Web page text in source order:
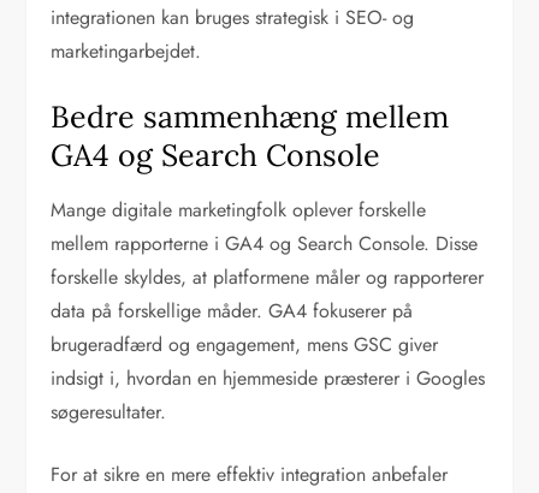
integrationen kan bruges strategisk i SEO- og
marketingarbejdet.
Bedre sammenhæng mellem
GA4 og Search Console
Mange digitale marketingfolk oplever forskelle
mellem rapporterne i GA4 og Search Console. Disse
forskelle skyldes, at platformene måler og rapporterer
data på forskellige måder. GA4 fokuserer på
brugeradfærd og engagement, mens GSC giver
indsigt i, hvordan en hjemmeside præsterer i Googles
søgeresultater.
For at sikre en mere effektiv integration anbefaler